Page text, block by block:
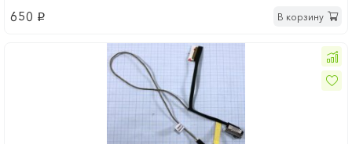
650 p В корзину